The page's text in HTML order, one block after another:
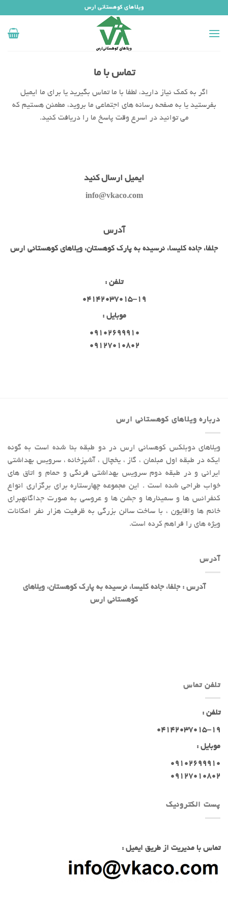
محتوا
ویلاهای کوهستانی ارس
تماس با ما
اگر به کمک نیاز دارید، لطفا با ما تماس بگیرید یا برای ما ایمیل
بفرستید یا به صفحه رسانه های اجتماعی ما بروید، مطمئن هستیم که
می توانید در اسرع وقت پاسخ ما را دریافت کنید.
ایمیل ارسال کنید
info@vkaco.com
آدرس
جلفا، جاده کلیسا، نرسیده به پارک کوهستان، ویلاهای کوهستانی ارس
تلفن :
04142037015-19
موبایل :
09102699910
09127010802
درباره ویلاهای کوهستانی ارس
ویلاهای دوبلکس کوهسانی ارس در دو طبقه بنا شده است به گونه
ایکه در طبقه اول مبلمان ، گاز ، یخچال ، آشپزخانه ، سرویس بهداشتی
ایرانی و در طبقه دوم سرویس بهداشتی فرنگی و حمام و اتاق های
خواب طراحی شده است . این مجموعه چهارستاره برای برگزاری انواع
کنفرانس ها و سمینارها و جشن ها و عروسی به صورت جداگانهبرای
خانم ها واقایون ، با ساخت سالن بزرگی به ظرفیت هزار نفر امکانات
ویژه های را فراهم کرده است.
آدرس
آدرس : جلفا، جاده کلیسا، نرسیده به پارک کوهستان، ویلاهای
کوهستانی ارس
تلفن تماس
تلفن :
04142037015-19
موبایل :
09102699910
09127010802
پست الکترونیک
تماس با مدیریت از طریق ایمیل :